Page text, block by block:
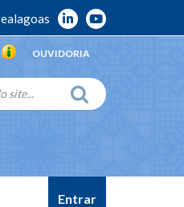
OUVIDORIA
Entrar